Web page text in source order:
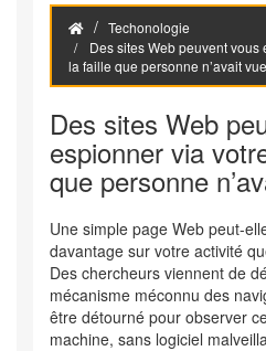
Techonologie
Des sites Web peuvent
la faille que personne n’avait vue
Des sites Web
espionner via
que personne
Une simple page Web peut-
davantage sur votre activité
Des chercheurs viennent de
mécanisme méconnu des
être détourné pour observer
machine, sans logiciel